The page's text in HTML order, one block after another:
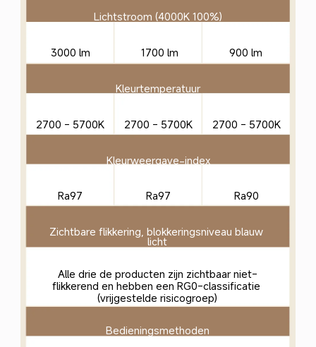
Lichtstroom (4000K 100%)
3000 lm 1700 lm 900 lm
Kleurtemperatuur
2700 - 5700K 2700 - 5700K 2700 - 5700K
Kleurweergave-index
Ra97 Ra97 Ra90
Zichtbare flikkering, blokkeringsniveau blauw
licht
Alle drie de producten zijn zichtbaar niet-
flikkerend en hebben een RG0-classificatie
(vrijgestelde risicogroep)
Bedieningsmethoden